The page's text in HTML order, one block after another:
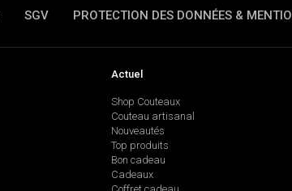
SGV PROTECTION DES DONNÉES &
Actuel
Shop Couteaux
Couteau artisanal
Nouveautés
Top produits
Bon cadeau
Cadeaux